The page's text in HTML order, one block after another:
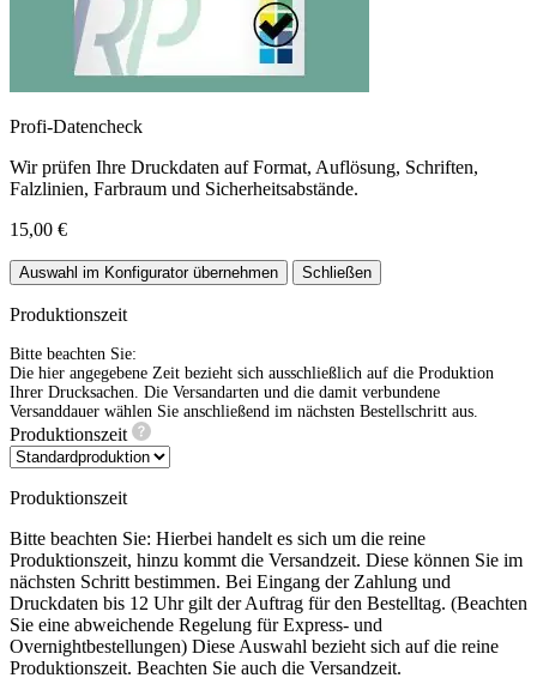
Profi-Datencheck
Wir prüfen Ihre Druckdaten auf Format, Auflösung, Schriften,
Falzlinien, Farbraum und Sicherheitsabstände.
15,00 €
Auswahl im Konfigurator übernehmen Schließen
Produktionszeit
Bitte beachten Sie:
Die hier angegebene Zeit bezieht sich ausschließlich auf die Produktion
Ihrer Drucksachen. Die Versandarten und die damit verbundene
Versanddauer wählen Sie anschließend im nächsten Bestellschritt aus.
Produktionszeit
Produktionszeit
Bitte beachten Sie: Hierbei handelt es sich um die reine
Produktionszeit, hinzu kommt die Versandzeit. Diese können Sie im
nächsten Schritt bestimmen. Bei Eingang der Zahlung und
Druckdaten bis 12 Uhr gilt der Auftrag für den Bestelltag. (Beachten
Sie eine abweichende Regelung für Express- und
Overnightbestellungen) Diese Auswahl bezieht sich auf die reine
Produktionszeit. Beachten Sie auch die Versandzeit.